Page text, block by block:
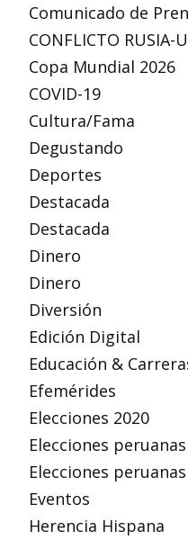
Comunicado de
CONFLICTO RUSIA-
Copa Mundial 2026
COVID-19
Cultura/Fama
Degustando
Deportes
Destacada
Destacada
Dinero
Dinero
Diversión
Edición Digital
Educación &
Efemérides
Elecciones 2020
Elecciones
Elecciones
Eventos
Herencia Hispana